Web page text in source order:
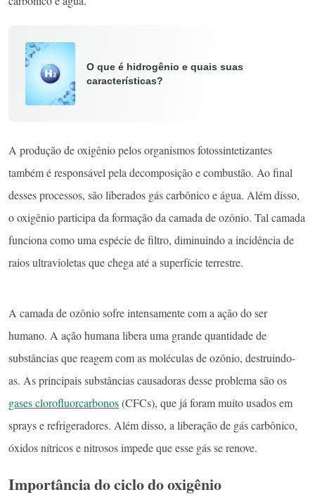
O que é hidrogênio e quais suas
características?
A produção de oxigênio pelos organismos fotossintetizantes
também é responsável pela decomposição e combustão. Ao final
desses processos, são liberados gás carbônico e água. Além disso,
o oxigênio participa da formação da camada de ozônio. Tal camada
funciona como uma espécie de filtro, diminuindo a incidência de
raios ultravioletas que chega até a superfície terrestre.
A camada de ozônio sofre intensamente com a ação do ser
humano. A ação humana libera uma grande quantidade de
substâncias que reagem com as moléculas de ozônio, destruindo-
as. As principais substâncias causadoras desse problema são os
gases clorofluorcarbonos(CFCs), que já foram muito usados em
sprays e refrigeradores. Além disso, a liberação de gás carbônico,
óxidos nítricos e nitrosos impede que esse gás se renove.
Importância do ciclo do oxigênio